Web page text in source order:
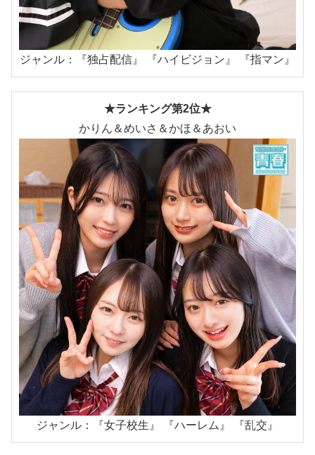
ジャンル：『独占配信』 『ハイビジョン』 『指マン』
★ランキング第2位★
かりん＆めいさ＆かほ＆あおい
ジャンル：『女子校生』 『ハーレム』 『乱交』